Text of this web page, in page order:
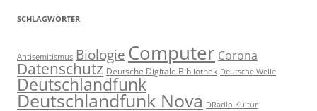
SCHLAGWÖRTER
Antisemitismus Biologie Computer Corona
Datenschutz Deutsche Digitale Bibliothek Deutsche Welle
Deutschlandfunk
Deutschlandfunk Nova DRadio Kultur